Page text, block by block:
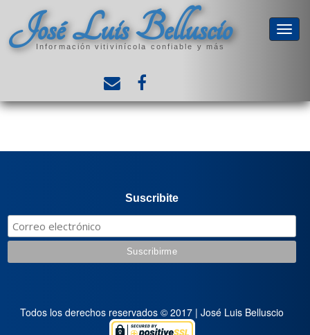
José Luis Belluscio
Información vitivinícola confiable y más
Suscribite
Todos los derechos reservados © 2017 | José Luis Belluscio